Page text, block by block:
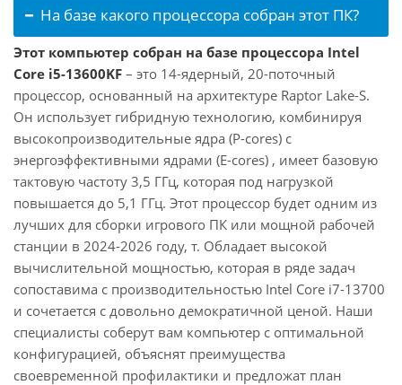
На базе какого процессора собран этот ПК?
Этот компьютер собран на базе процессора Intel
Core i5-13600KF – это 14-ядерный, 20-поточный
процессор, основанный на архитектуре Raptor Lake-S.
Он использует гибридную технологию, комбинируя
высокопроизводительные ядра (P-cores) с
энергоэффективными ядрами (E-cores) , имеет базовую
тактовую частоту 3,5 ГГц, которая под нагрузкой
повышается до 5,1 ГГц. Этот процессор будет одним из
лучших для сборки игрового ПК или мощной рабочей
станции в 2024-2026 году, т. Обладает высокой
вычислительной мощностью, которая в ряде задач
сопоставима с производительностью Intel Core i7-13700
и сочетается с довольно демократичной ценой. Наши
специалисты соберут вам компьютер с оптимальной
конфигурацией, объяснят преимущества
своевременной профилактики и предложат план